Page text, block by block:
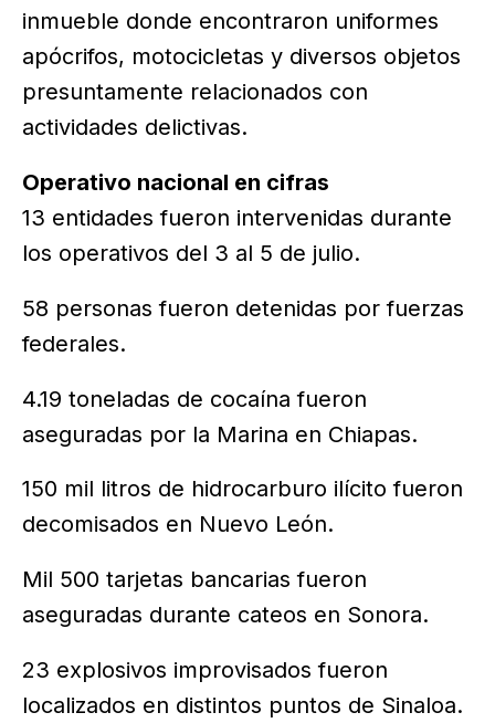
inmueble donde encontraron uniformes
apócrifos, motocicletas y diversos objetos
presuntamente relacionados con
actividades delictivas.
Operativo nacional en cifras
13 entidades fueron intervenidas durante
los operativos del 3 al 5 de julio.
58 personas fueron detenidas por fuerzas
federales.
4.19 toneladas de cocaína fueron
aseguradas por la Marina en Chiapas.
150 mil litros de hidrocarburo ilícito fueron
decomisados en Nuevo León.
Mil 500 tarjetas bancarias fueron
aseguradas durante cateos en Sonora.
23 explosivos improvisados fueron
localizados en distintos puntos de Sinaloa.